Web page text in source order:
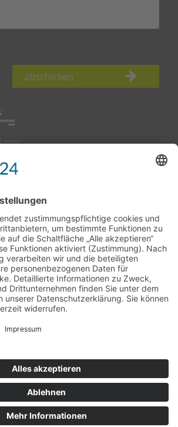
abschicken
nach oben
Impressum|Datenschutz
Ihnen gefällt, was Sie lesen?
Dann teilen Sie es mit anderen!
X